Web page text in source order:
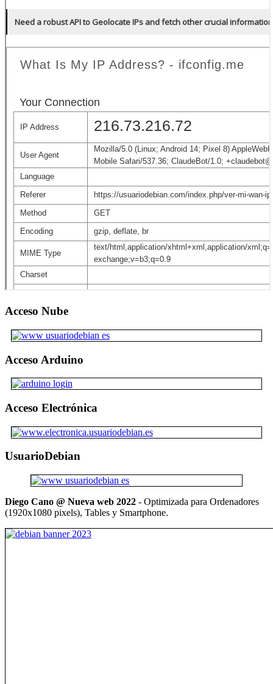
Acceso Nube
Acceso Arduino
Acceso Electrónica
UsuarioDebian
Diego Cano @ Nueva web 2022 - Optimizada para Ordenadores
(1920x1080 pixels), Tables y Smartphone.